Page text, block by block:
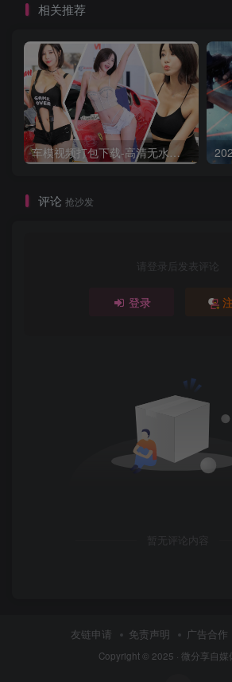
相关推荐
车模视频打包下载-高清无水印版
评论 抢沙发
请登录后发表评论
登录
暂无评论内容
友链申请 免责声明 广告合作
Copyright © 2025 · 微分享自媒